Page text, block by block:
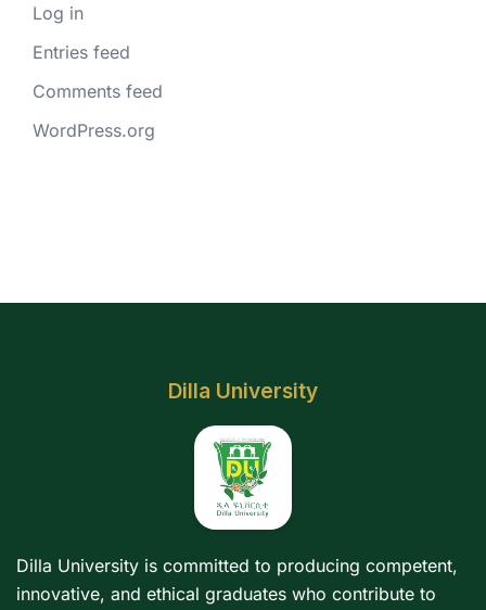
Log in
Entries feed
Comments feed
WordPress.org
Dilla University
Dilla University is committed to producing competent,
innovative, and ethical graduates who contribute to